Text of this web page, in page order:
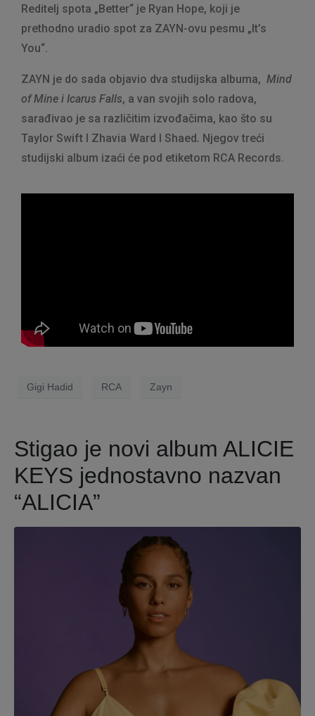
Reditelj spota „Better“ je Ryan Hope, koji je
prethodno uradio spot za ZAYN-ovu pesmu „It’s
You“.
ZAYN je do sada objavio dva studijska albuma, Mind
of Mine i Icarus Falls, a van svojih solo radova,
sarađivao je sa različitim izvođačima, kao što su
Taylor Swift I Zhavia Ward I Shaed. Njegov treći
studijski album izaći će pod etiketom RCA Records.
Gigi Hadid RCA Zayn
Stigao je novi album ALICIE
KEYS jednostavno nazvan
“ALICIA”